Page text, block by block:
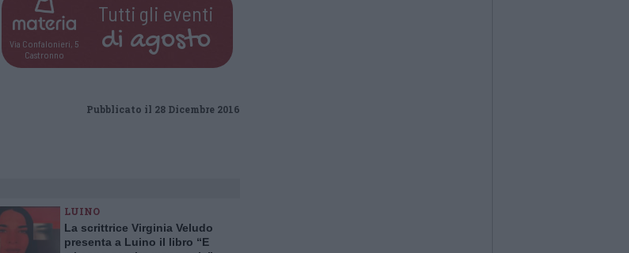
Via Confalonieri, 5
Castronno
Tutti gli eventi
di agosto
Pubblicato il 28 Dicembre 2016
LUINO
La scrittrice Virginia Veludo
presenta a Luino il libro “E